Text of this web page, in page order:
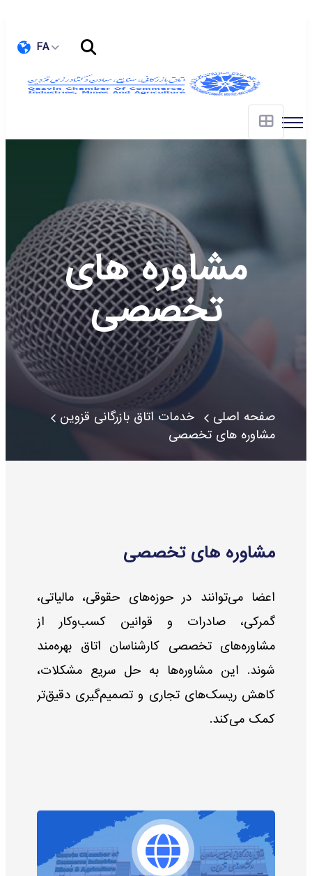
FA
مشاوره های
تخصصی
صفحه اصلی
خدمات اتاق بازرگانی قزوین
مشاوره های تخصصی
مشاوره های تخصصی
اعضا می‌توانند در حوزه‌های حقوقی، مالیاتی،
گمرکی، صادرات و قوانین کسب‌وکار از
مشاوره‌های تخصصی کارشناسان اتاق بهره‌مند
شوند. این مشاوره‌ها به حل سریع مشکلات،
کاهش ریسک‌های تجاری و تصمیم‌گیری دقیق‌تر
کمک می‌کند.